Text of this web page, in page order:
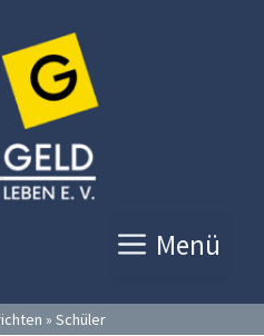
Menü
» Schüler